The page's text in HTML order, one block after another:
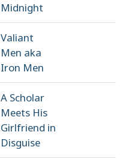
Midnight
Valiant
Men aka
Iron Men
A Scholar
Meets His
Girlfriend in
Disguise